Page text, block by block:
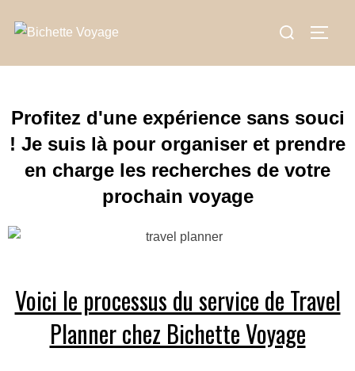
Profitez d'une expérience sans souci
! Je suis là pour organiser et prendre
en charge les recherches de votre
prochain voyage
Voici le processus du service de Travel
Planner chez Bichette Voyage